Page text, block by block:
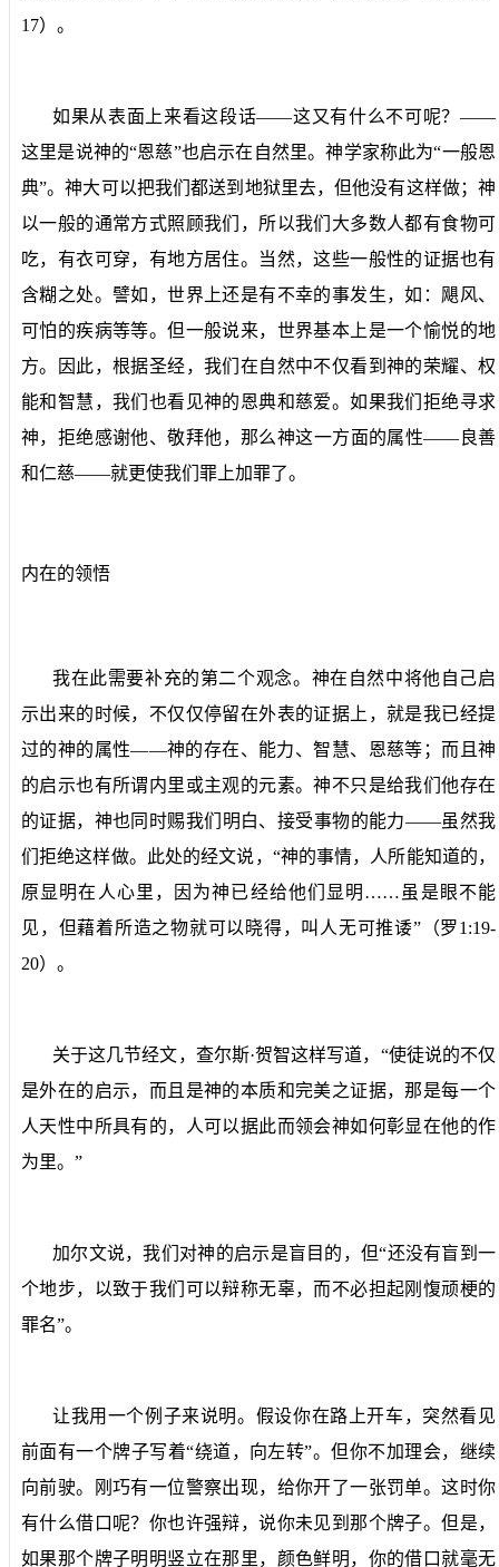
17）。
如果从表面上来看这段话——这又有什么不可呢？——
这里是说神的“恩慈”也启示在自然里。神学家称此为“一般恩
典”。神大可以把我们都送到地狱里去，但他没有这样做；神
以一般的通常方式照顾我们，所以我们大多数人都有食物可
吃，有衣可穿，有地方居住。当然，这些一般性的证据也有
含糊之处。譬如，世界上还是有不幸的事发生，如：飓风、
可怕的疾病等等。但一般说来，世界基本上是一个愉悦的地
方。因此，根据圣经，我们在自然中不仅看到神的荣耀、权
能和智慧，我们也看见神的恩典和慈爱。如果我们拒绝寻求
神，拒绝感谢他、敬拜他，那么神这一方面的属性——良善
和仁慈——就更使我们罪上加罪了。
内在的领悟
我在此需要补充的第二个观念。神在自然中将他自己启
示出来的时候，不仅仅停留在外表的证据上，就是我已经提
过的神的属性——神的存在、能力、智慧、恩慈等；而且神
的启示也有所谓内里或主观的元素。神不只是给我们他存在
的证据，神也同时赐我们明白、接受事物的能力——虽然我
们拒绝这样做。此处的经文说，“神的事情，人所能知道的，
原显明在人心里，因为神已经给他们显明……虽是眼不能
见，但藉着所造之物就可以晓得，叫人无可推诿”（罗1:19-
20）。
关于这几节经文，查尔斯·贺智这样写道，“使徒说的不仅
是外在的启示，而且是神的本质和完美之证据，那是每一个
人天性中所具有的，人可以据此而领会神如何彰显在他的作
为里。”
加尔文说，我们对神的启示是盲目的，但“还没有盲到一
个地步，以致于我们可以辩称无辜，而不必担起刚愎顽梗的
罪名”。
让我用一个例子来说明。假设你在路上开车，突然看见
前面有一个牌子写着“绕道，向左转”。但你不加理会，继续
向前驶。刚巧有一位警察出现，给你开了一张罚单。这时你
有什么借口呢？你也许强辩，说你未见到那个牌子。但是，
如果那个牌子明明竖立在那里，颜色鲜明，你的借口就毫无